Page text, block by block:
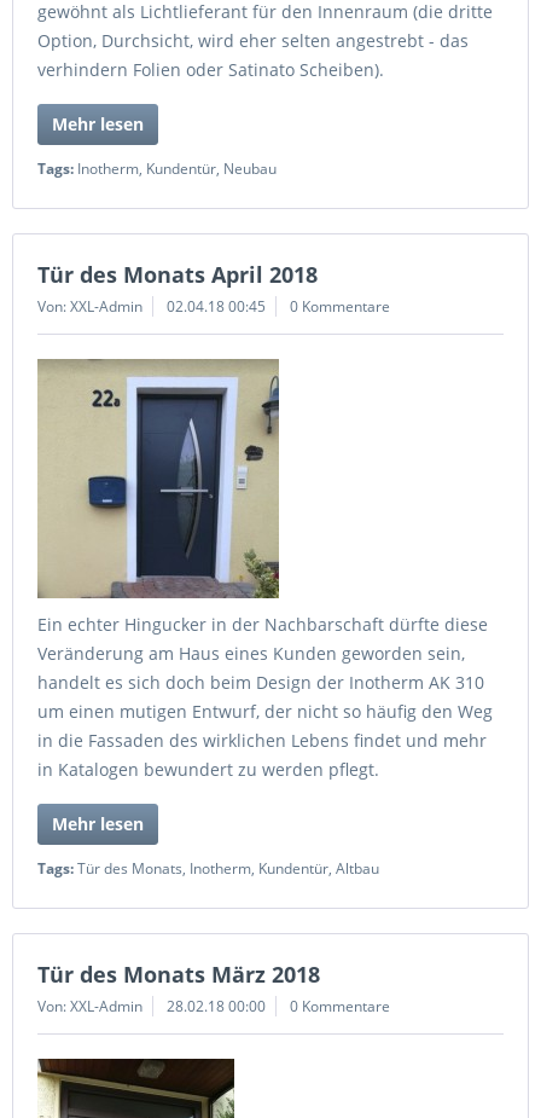
gewöhnt als Lichtlieferant für den Innenraum (die dritte
Option, Durchsicht, wird eher selten angestrebt - das
verhindern Folien oder Satinato Scheiben).
Mehr lesen
Tags: Inotherm, Kundentür, Neubau
Tür des Monats April 2018
Von: XXL-Admin 02.04.18 00:45 0 Kommentare
Ein echter Hingucker in der Nachbarschaft dürfte diese
Veränderung am Haus eines Kunden geworden sein,
handelt es sich doch beim Design der Inotherm AK 310
um einen mutigen Entwurf, der nicht so häufig den Weg
in die Fassaden des wirklichen Lebens findet und mehr
in Katalogen bewundert zu werden pflegt.
Mehr lesen
Tags:Tür des Monats, Inotherm, Kundentür, Altbau
Tür des Monats März 2018
Von: XXL-Admin 28.02.18 00:00 0 Kommentare